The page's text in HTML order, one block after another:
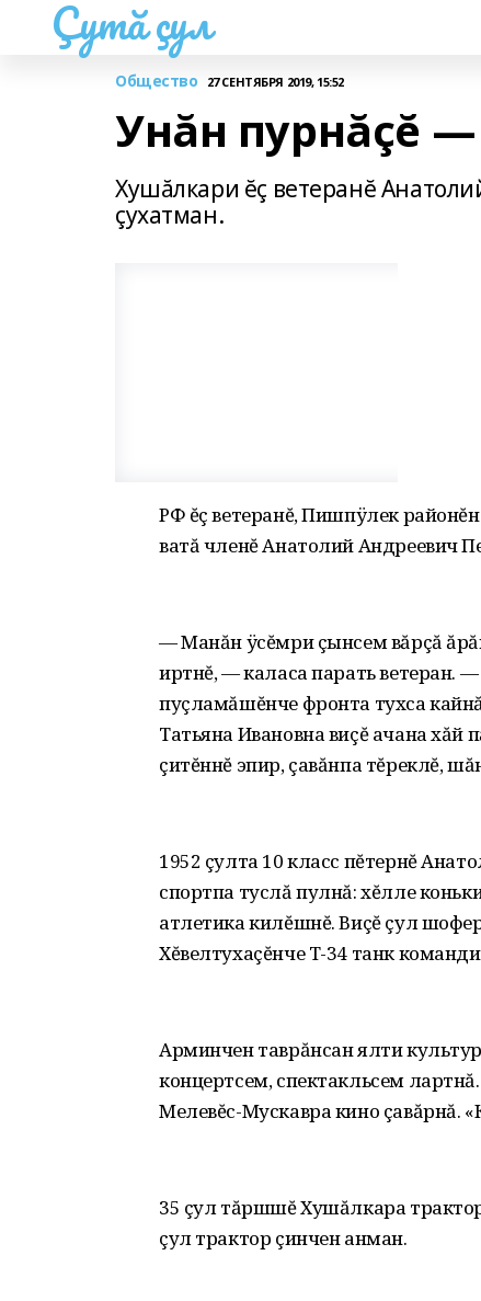
Çутă çул
Общество 27 СЕНТЯБРЯ 2019, 15:52
Унăн пурнăçĕ —
Хушăлкари ĕç ветеранĕ
çухатман.
РФ ĕç ветеранĕ, Пишпÿлек
ватă членĕ Анатолий Андреевич
— Манăн ÿсĕмри çынсем вăрçă
иртнĕ, — каласа парать ветеран.
пуçламăшĕнче фронта тухса
Татьяна Ивановна виçĕ ачана хăй
çитĕннĕ эпир, çавăнпа тĕреклĕ,
1952 çулта 10 класс пĕтернĕ
спортпа туслă пулнă: хĕлле
атлетика килĕшнĕ. Виçĕ çул
Хĕвелтухаçĕнче Т-34 танк
Арминчен таврăнсан ялти
концертсем, спектакльсем
Мелевĕс-Мускавра кино çавăрнă.
35 çул тăршшĕ Хушăлкара
çул трактор çинчен анман.